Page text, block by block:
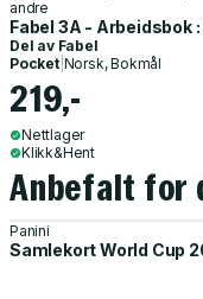
andre
Fabel 3A - Arbeidsbok
Del av Fabel
Pocket| Norsk, Bokmål
219,-
Nettlager
Klikk&Hent
Anbefalt for
Panini
Samlekort World Cup